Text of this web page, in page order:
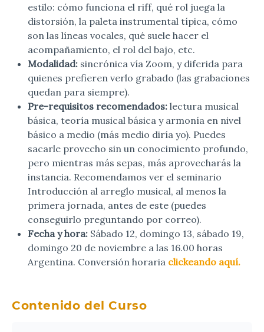
estilo: cómo funciona el riff, qué rol juega la
distorsión, la paleta instrumental típica, cómo
son las líneas vocales, qué suele hacer el
acompañamiento, el rol del bajo, etc.
Modalidad: sincrónica vía Zoom, y diferida para
quienes prefieren verlo grabado (las grabaciones
quedan para siempre).
Pre-requisitos recomendados: lectura musical
básica, teoría musical básica y armonía en nivel
básico a medio (más medio diría yo). Puedes
sacarle provecho sin un conocimiento profundo,
pero mientras más sepas, más aprovecharás la
instancia. Recomendamos ver el seminario
Introducción al arreglo musical, al menos la
primera jornada, antes de este (puedes
conseguirlo preguntando por correo).
Fecha y hora: Sábado 12, domingo 13, sábado 19,
domingo 20 de noviembre a las 16.00 horas
Argentina. Conversión horaria clickeando aquí.
Contenido del Curso